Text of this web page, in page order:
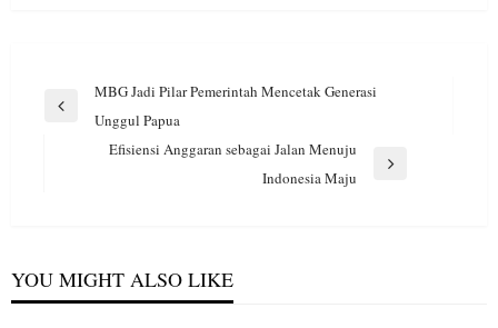
Navigasi
pos
Previous
MBG Jadi Pilar Pemerintah Mencetak Generasi
Unggul Papua
Efisiensi Anggaran sebagai Jalan Menuju
Indonesia Maju
YOU MIGHT ALSO LIKE